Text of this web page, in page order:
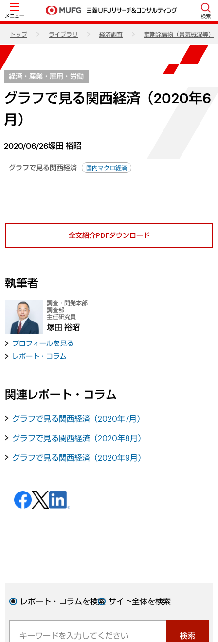
メニュー 検索
トップ ライブラリ 経済調査 定期発信物（景気概況等）
経済・産業・雇用・労働
グラフで見る関西経済（2020年6
月）
2020/06/26塚田 裕昭
グラフで見る関西経済 国内マクロ経済
全文紹介PDFダウンロード
執筆者
調査・開発本部
調査部
主任研究員
塚田 裕昭
プロフィールを見る
レポート・コラム
関連レポート・コラム
グラフで見る関西経済（2020年7月）
グラフで見る関西経済（2020年8月）
グラフで見る関西経済（2020年9月）
レポート・コラムを検索 サイト全体を検索
検索